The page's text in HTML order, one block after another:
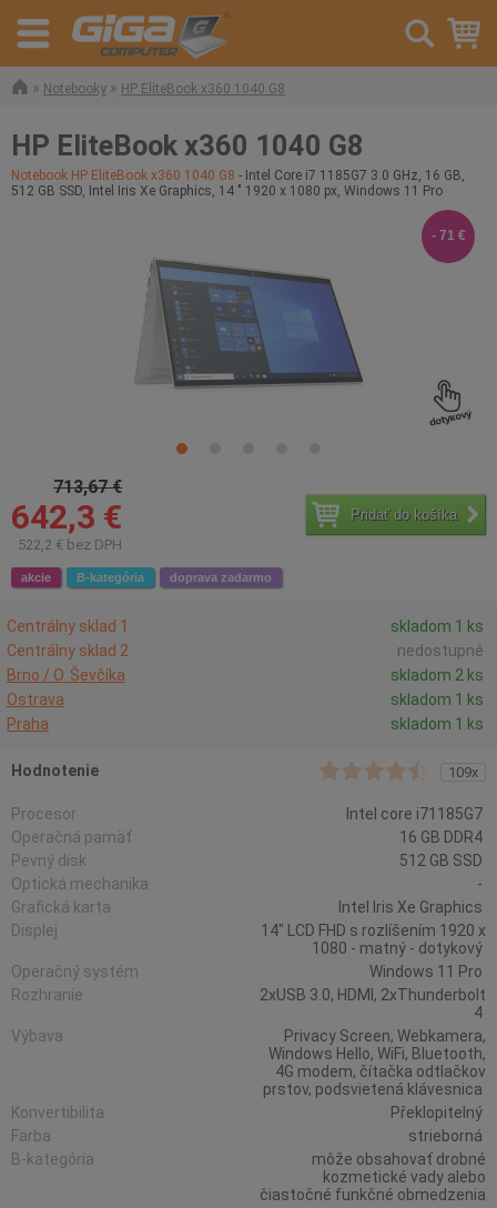
» Notebooky » HP EliteBook x360 1040 G8
HP EliteBook x360 1040 G8
Notebook HP EliteBook x360 1040 G8 - Intel Core i7 1185G7 3.0 GHz, 16 GB,
512 GB SSD, Intel Iris Xe Graphics, 14 " 1920 x 1080 px, Windows 11 Pro
713,67 €
642,3 €
522,2 € bez DPH
Pridať do košíka
akcie B-kategória doprava zadarmo
- 71 €
Centrálny sklad 1
skladom 1 ks
Centrálny sklad 2
nedostupné
Brno / O. Ševčíka
skladom 2 ks
Ostrava
skladom 1 ks
Praha
skladom 1 ks
Hodnotenie 109x
Procesor
Intel core i71185G7
Operačná pamäť
16 GB DDR4
Pevný disk
512 GB SSD
Optická mechanika
-
Grafická karta
Intel Iris Xe Graphics
Displej
14" LCD FHD s rozlíšením 1920 x
1080 - matný - dotykový
Operačný systém
Windows 11 Pro
Rozhranie
2xUSB 3.0, HDMI, 2xThunderbolt
4
Výbava
Privacy Screen, Webkamera,
Windows Hello, WiFi, Bluetooth,
4G modem, čítačka odtlačkov
prstov, podsvietená klávesnica
Konvertibilita
Překlopitelný
Farba
strieborná
B-kategória
môže obsahovať drobné
kozmetické vady alebo
čiastočné funkčné obmedzenia